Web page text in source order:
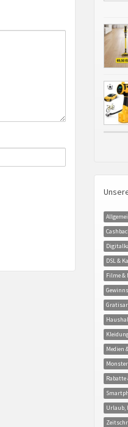
DSL &
Filme &
Medien
Rabatte
Urlaub,